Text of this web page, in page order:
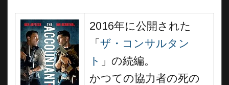
2016年に公開された
「 ザ・コンサルタン
ト 」の続編。
かつての協力者の死の